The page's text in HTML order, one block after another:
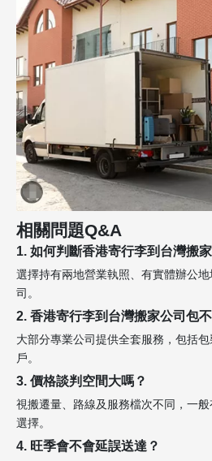
相關問題Q&A
1. 如何判斷香港寄行李到台灣搬
選擇持有兩地營業執照、有實體辦公
司。
2. 香港寄行李到台灣搬家公司包
大部分專業公司提供全套服務，包括
戶。
3. 價格談判空間大嗎？
視搬遷量、路線及服務檔次不同，一
選擇。
4. 旺季會不會延誤送達？